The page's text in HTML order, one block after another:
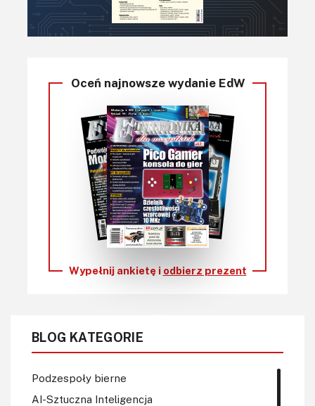
Oceń najnowsze wydanie EdW
Wypełnij ankietę i odbierz prezent
BLOG KATEGORIE
Podzespoły bierne
AI-Sztuczna Inteligencja